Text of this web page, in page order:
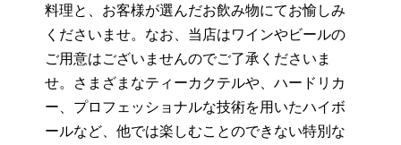
料理と、お客様が選んだお飲み物にてお愉しみ
くださいませ。なお、当店はワインやビールの
ご用意はございませんのでご了承くださいま
せ。さまざまなティーカクテルや、ハードリカ
ー、プロフェッショナルな技術を用いたハイボ
ールなど、他では楽しむことのできない特別な